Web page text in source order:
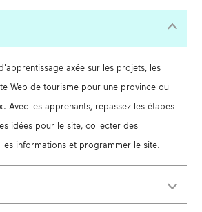
axée sur les projets, les
Web de tourisme pour une province ou
Avec les apprenants, repassez les étapes
idées pour le site, collecter des
informations et programmer le site.